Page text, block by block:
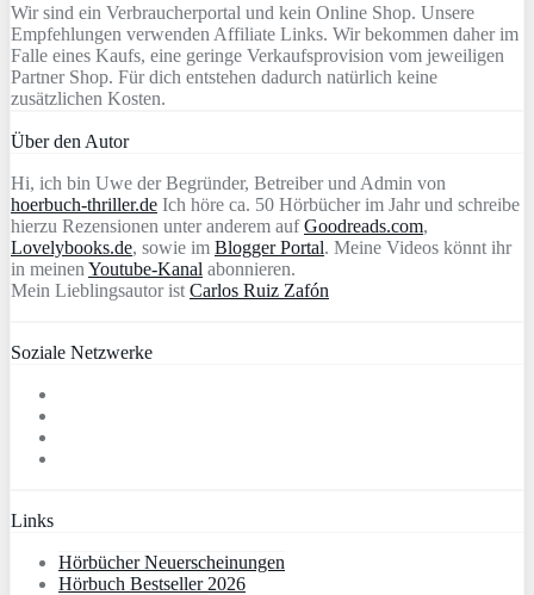
Wir sind ein Verbraucherportal und kein Online Shop. Unsere
Empfehlungen verwenden Affiliate Links. Wir bekommen daher im
Falle eines Kaufs, eine geringe Verkaufsprovision vom jeweiligen
Partner Shop. Für dich entstehen dadurch natürlich keine
zusätzlichen Kosten.
Über den Autor
Hi, ich bin Uwe der Begründer, Betreiber und Admin von
hoerbuch-thriller.de Ich höre ca. 50 Hörbücher im Jahr und schreibe
hierzu Rezensionen unter anderem aufGoodreads.com,
Lovelybooks.de, sowie im Blogger Portal. Meine Videos könnt ihr
in meinen Youtube-Kanal abonnieren.
Mein Lieblingsautor ist Carlos Ruiz Zafón
Soziale Netzwerke
Links
Hörbücher Neuerscheinungen
Hörbuch Bestseller 2026